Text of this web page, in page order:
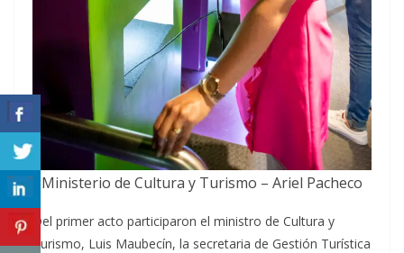
Ministerio de Cultura y Turismo – Ariel Pacheco
Del primer acto participaron el ministro de Cultura y
Turismo, Luis Maubecín, la secretaria de Gestión Turística